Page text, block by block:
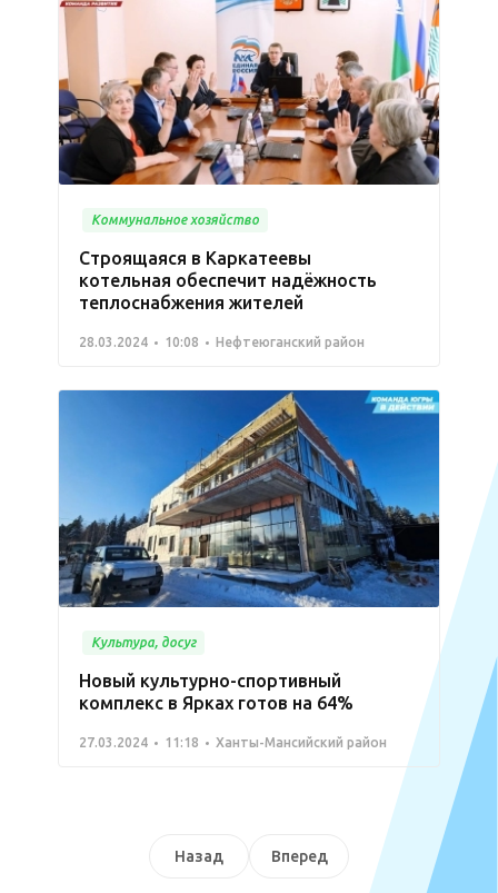
Коммунальное хозяйство
Строящаяся в Каркатеевы
котельная обеспечит надёжность
теплоснабжения жителей
28.03.2024 10:08 Нефтеюганский район
Культура, досуг
Новый культурно-спортивный
комплекс в Ярках готов на 64%
27.03.2024 11:18 Ханты-Мансийский район
Назад Вперед